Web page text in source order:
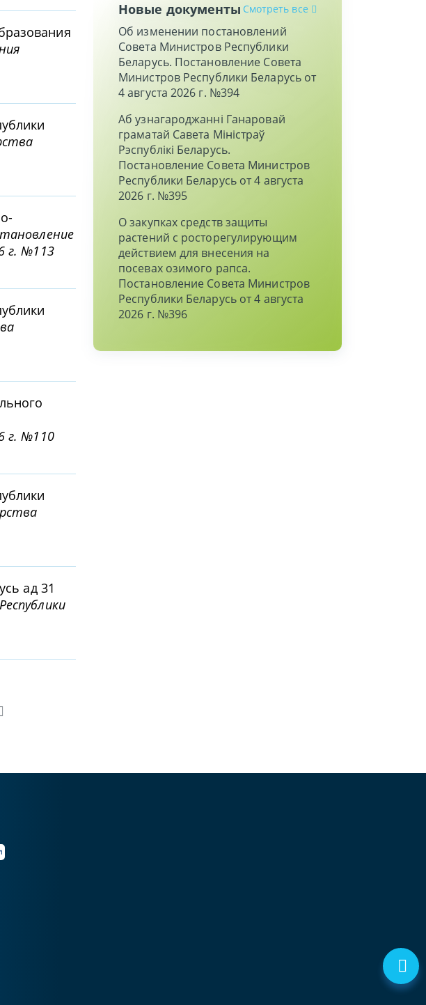
г. №113
г. №110
ад 31
Новые документы Смотреть все
Об изменении постановлений
Совета Министров Республики
Беларусь. Постановление Совета
Министров Республики Беларусь от
4 августа 2026 г. №394
Аб узнагароджаннi Ганаровай
граматай Савета Мiнiстраў
Рэспублiкi Беларусь.
Постановление Совета Министров
Республики Беларусь от 4 августа
2026 г. №395
О закупках средств защиты
растений с росторегулирующим
действием для внесения на
посевах озимого рапса.
Постановление Совета Министров
Республики Беларусь от 4 августа
2026 г. №396